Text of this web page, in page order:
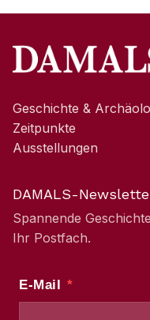
Geschichte &
Zeitpunkte
Ausstellungen
DAMALS-
Spannende
Ihr Postfach.